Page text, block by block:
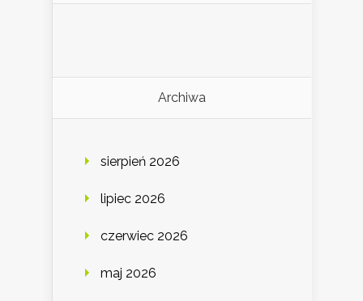
Archiwa
sierpień 2026
lipiec 2026
czerwiec 2026
maj 2026